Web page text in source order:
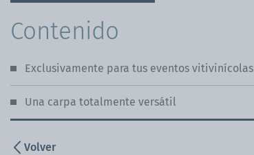
Contenido
Exclusivamente para tus eventos vitivinícolas
Una carpa totalmente versátil
Volver